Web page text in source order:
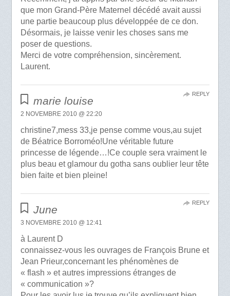
que mon Grand-Père Maternel décédé avait aussi
une partie beaucoup plus développée de ce don.
Désormais, je laisse venir les choses sans me
poser de questions.
Merci de votre compréhension, sincèrement.
Laurent.
marie louise
2 NOVEMBRE 2010 @ 22:20
christine7,mess 33,je pense comme vous,au sujet
de Béatrice Borroméo!Une véritable future
princesse de légende…!Ce couple sera vraiment le
plus beau et glamour du gotha sans oublier leur tête
bien faite et bien pleine!
REPLY
June
3 NOVEMBRE 2010 @ 12:41
à Laurent D
connaissez-vous les ouvrages de François Brune et
Jean Prieur,concernant les phénomènes de
« flash » et autres impressions étranges de
« communication »?
REPLY